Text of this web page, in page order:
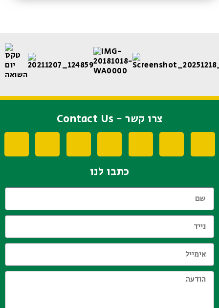
צרו קשר - Contact Us
כתבו לנו